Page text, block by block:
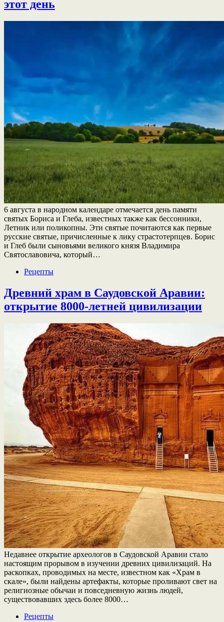
этот день
6 августа в народном календаре отмечается день памяти
святых Бориса и Глеба, известных также как бессонники,
Летник или поликопны. Эти святые почитаются как первые
русские святые, причисленные к лику страстотерпцев. Борис
и Глеб были сыновьями великого князя Владимира
Святославовича, который…
Рецепты
Древний храм в Саудовской Аравии:
открытие 8000-летней цивилизации
Недавнее открытие археологов в Саудовской Аравии стало
настоящим прорывом в изучении древних цивилизаций. На
раскопках, проводимых на месте, известном как «Храм в
скале», были найдены артефакты, которые проливают свет на
религиозные обычаи и повседневную жизнь людей,
существовавших здесь более 8000…
Рецепты